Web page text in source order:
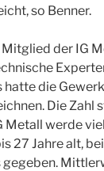
so Benner.
der IG
hatte die
Die
Metall werde
27 Jahre alt,
gegeben.